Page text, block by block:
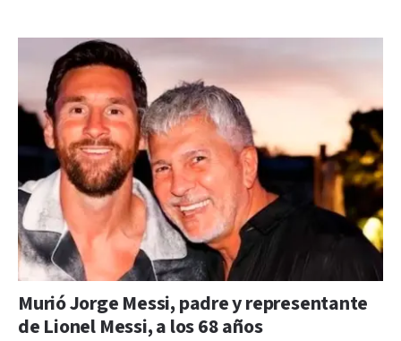
Murió Jorge Messi, padre y representante
de Lionel Messi, a los 68 años